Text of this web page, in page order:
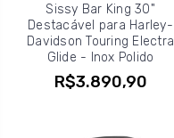
Sissy Bar King 30"
Destacável para Harley-
Davidson Touring Electra
Glide - Inox Polido
R$3.890,90